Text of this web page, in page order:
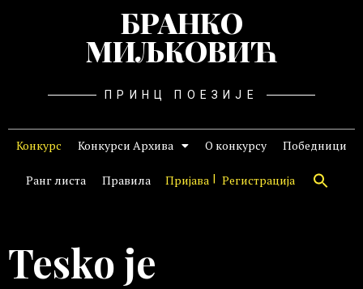
БРАНКО
МИЉКОВИЋ
ПРИНЦ ПОЕЗИЈЕ
Конкурс Конкурси Архива О конкурсу Победници
Ранг листа Правила Пријава Регистрација
Tesko je